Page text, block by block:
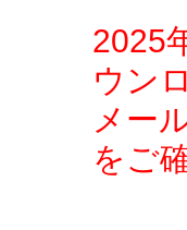
2025
ウン
メー
をご